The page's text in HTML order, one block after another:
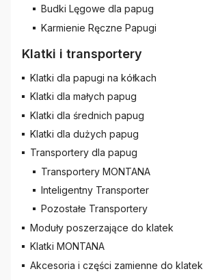
Budki Lęgowe dla papug
Karmienie Ręczne Papugi
Klatki i transportery
Klatki dla papugi na kółkach
Klatki dla małych papug
Klatki dla średnich papug
Klatki dla dużych papug
Transportery dla papug
Transportery MONTANA
Inteligentny Transporter
Pozostałe Transportery
Moduły poszerzające do klatek
Klatki MONTANA
Akcesoria i części zamienne do klatek